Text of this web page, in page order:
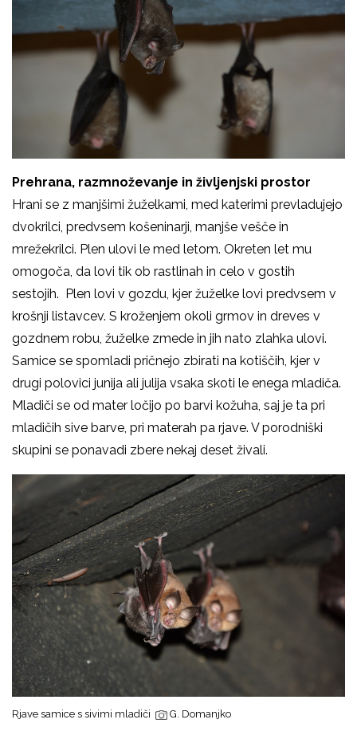
Prehrana, razmnoževanje in življenjski prostor
Hrani se z manjšimi žuželkami, med katerimi prevladujejo
dvokrilci, predvsem košeninarji, manjše vešče in
mrežekrilci. Plen ulovi le med letom. Okreten let mu
omogoča, da lovi tik ob rastlinah in celo v gostih
sestojih. Plen lovi v gozdu, kjer žuželke lovi predvsem v
krošnji listavcev. S kroženjem okoli grmov in dreves v
gozdnem robu, žuželke zmede in jih nato zlahka ulovi.
Samice se spomladi pričnejo zbirati na kotiščih, kjer v
drugi polovici junija ali julija vsaka skoti le enega mladiča.
Mladiči se od mater ločijo po barvi kožuha, saj je ta pri
mladičih sive barve, pri materah pa rjave. V porodniški
skupini se ponavadi zbere nekaj deset živali.
Rjave samice s sivimi mladiči G. Domanjko